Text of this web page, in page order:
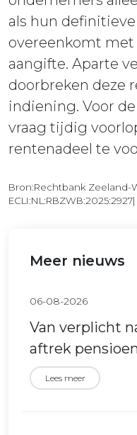
als hun
overeenkomt
aangifte. Aparte
doorbreken deze
indiening. Voor
vraag tijdig
rentenadeel te
Bron:Rechtbank Zeeland-
Meer nieuws
06-08-2026
Van verplicht
aftrek
Lees meer